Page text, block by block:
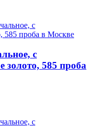
с
золото, 585 проба